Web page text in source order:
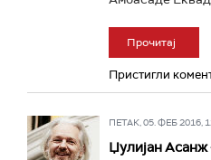
Прочитај
Пристигли
ПЕТАК, 05. ФЕБ 2016,
Џулијан Асанж